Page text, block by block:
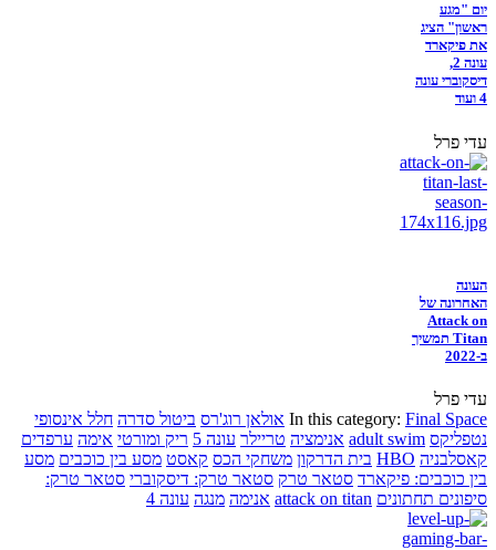
יום "מגע
ראשון" הציג
את פיקארד
עונה 2,
דיסקוברי עונה
4 ועוד
עדי פרל
העונה
האחרונה של
Attack on
Titan תמשיך
ב-2022
עדי פרל
In this category: Final Space אולאן רוג'רס ביטול סדרה חלל אינסופי
נטפליקס adult swim אנימציה טריילר עונה 5 ריק ומורטי אימה ערפדים
קאסלבניה HBO בית הדרקון משחקי הכס קאסט מסע בין כוכבים מסע
בין כוכבים: פיקארד סטאר טרק סטאר טרק: דיסקוברי סטאר טרק:
סיפונים תחתונים attack on titan אנימה מנגה עונה 4